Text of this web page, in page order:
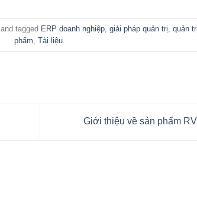
and tagged ERP doanh nghiệp, giải pháp quản trị quản
phẩm ,Tài liệu
Giới thiệu về sản phẩm